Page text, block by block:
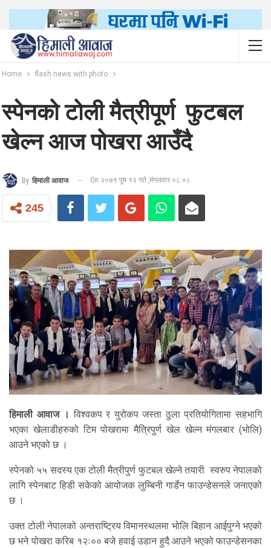
Home flash news with photo
स्पेनको टोली मैत्रीपूर्ण फुटबल
खेल्न आज पोखरा आउँदै
By हिमाली आवाज On २०७९ पुष १२ गते ,मंगलवार ०८:०८
245
हिमाली आवाज । विश्वकप र युरोकप जस्ता ठुला प्रतियोगितामा सहभागि
भएका खेलाडीहरुको टिम पोखरामा मैत्रिपुर्ण खेल खेल्न मंगलबार (भोलि)
आउने भएको छ ।
स्पेनको ५५ सदस्य एक टोली मैत्रीपुर्ण फुटबल खेल्ने तयारी स्वरुप नेपालको
लागि स्पेनबाट हिडी सकेको आयोजक लुम्बिनी गार्डेन फाउन्डेसनले जनाएको
छ ।
उक्त टोली नेपालको अन्तराष्ट्रिय विमानस्थलमा भोलि बिहान आईपुग्ने भएको
छ भने पोखरा करिब १२ः०० बजे हवाई उडान हुदै आउने भएको फाउन्डेसनका